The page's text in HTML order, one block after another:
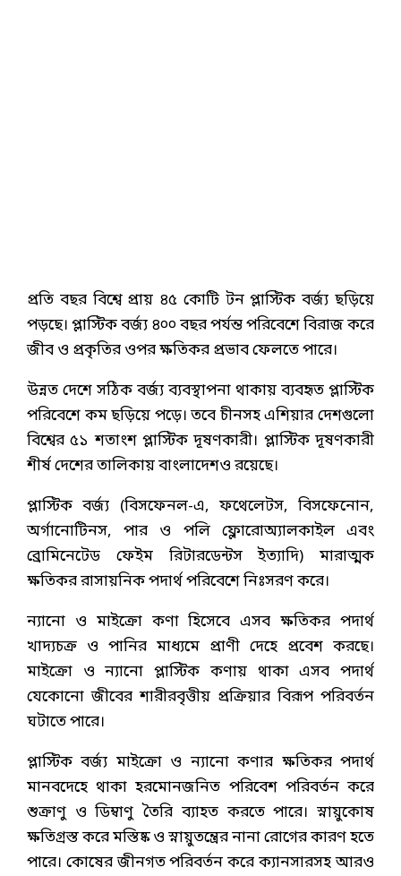
প্রতি বছর বিশ্বে প্রায় ৪৫ কোটি টন প্লাস্টিক বর্জ্য ছড়িয়ে
পড়ছে। প্লাস্টিক বর্জ্য ৪০০ বছর পর্যন্ত পরিবেশে বিরাজ করে
জীব ও প্রকৃতির ওপর ক্ষতিকর প্রভাব ফেলতে পারে।
উন্নত দেশে সঠিক বর্জ্য ব্যবস্থাপনা থাকায় ব্যবহৃত প্লাস্টিক
পরিবেশে কম ছড়িয়ে পড়ে। তবে চীনসহ এশিয়ার দেশগুলো
বিশ্বের ৫১ শতাংশ প্লাস্টিক দূষণকারী। প্লাস্টিক দূষণকারী
শীর্ষ দেশের তালিকায় বাংলাদেশও রয়েছে।
প্লাস্টিক বর্জ্য (বিসফেনল-এ, ফথেলেটস, বিসফেনোন,
অর্গানোটিনস, পার ও পলি ফ্লোরোঅ্যালকাইল এবং
ব্রোমিনেটেড ফেইম রিটারডেন্টস ইত্যাদি) মারাত্মক
ক্ষতিকর রাসায়নিক পদার্থ পরিবেশে নিঃসরণ করে।
ন্যানো ও মাইক্রো কণা হিসেবে এসব ক্ষতিকর পদার্থ
খাদ্যচক্র ও পানির মাধ্যমে প্রাণী দেহে প্রবেশ করছে।
মাইক্রো ও ন্যানো প্লাস্টিক কণায় থাকা এসব পদার্থ
যেকোনো জীবের শারীরবৃত্তীয় প্রক্রিয়ার বিরূপ পরিবর্তন
ঘটাতে পারে।
প্লাস্টিক বর্জ্য মাইক্রো ও ন্যানো কণার ক্ষতিকর পদার্থ
মানবদেহে থাকা হরমোনজনিত পরিবেশ পরিবর্তন করে
শুক্রাণু ও ডিম্বাণু তৈরি ব্যাহত করতে পারে। স্নায়ুকোষ
ক্ষতিগ্রস্ত করে মস্তিষ্ক ও স্নায়ুতন্ত্রের নানা রোগের কারণ হতে
পারে। কোষের জীনগত পরিবর্তন করে ক্যানসারসহ আরও